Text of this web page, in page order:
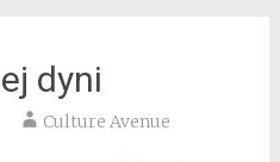
dyni
Culture Avenue